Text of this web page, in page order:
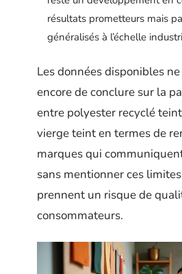
résultats prometteurs mais
généralisés à l’échelle
Les données disponibles
encore de conclure sur la
entre polyester recyclé
vierge teint en termes de
marques qui
sans mentionner ces
prennent un risque de
consommateurs.